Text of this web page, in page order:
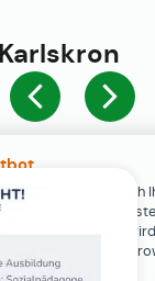
steht erst nach
in den Cookie-
Der Chat-Verlauf
lokal in Ihrem